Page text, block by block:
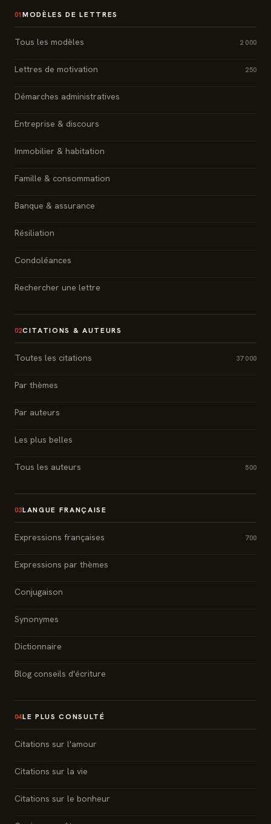
01 MODÈLES DE LETTRES
Tous les modèles 2 000
Lettres de motivation 250
Démarches administratives
Entreprise & discours
Immobilier & habitation
Famille & consommation
Banque & assurance
Résiliation
Condoléances
Rechercher une lettre
02CITATIONS & AUTEURS
Toutes les citations 37 000
Par thèmes
Par auteurs
Les plus belles
Tous les auteurs 500
03LANGUE FRANÇAISE
Expressions françaises 700
Expressions par thèmes
Conjugaison
Synonymes
Dictionnaire
Blog conseils d'écriture
04LE PLUS CONSULTÉ
Citations sur l'amour
Citations sur la vie
Citations sur le bonheur